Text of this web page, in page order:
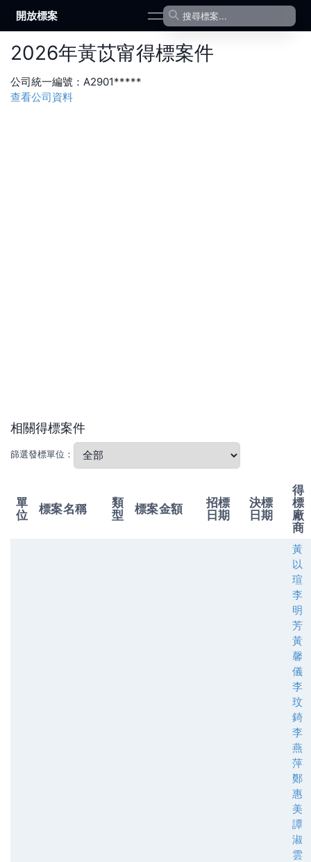
開放標案 open navigation menu
2026年黃苡甯得標案件
公司統一編號： A2901*****
查看公司資料
相關得標案件
篩選發標單位：
單
位
標案名稱
類
型
標案金額
招標
日期
決標
日期
得
標
廠
商
黃
以
瑄
李
明
芳
黃
馨
儀
李
玟
錡
李
燕
萍
鄭
惠
美
譚
淑
雲